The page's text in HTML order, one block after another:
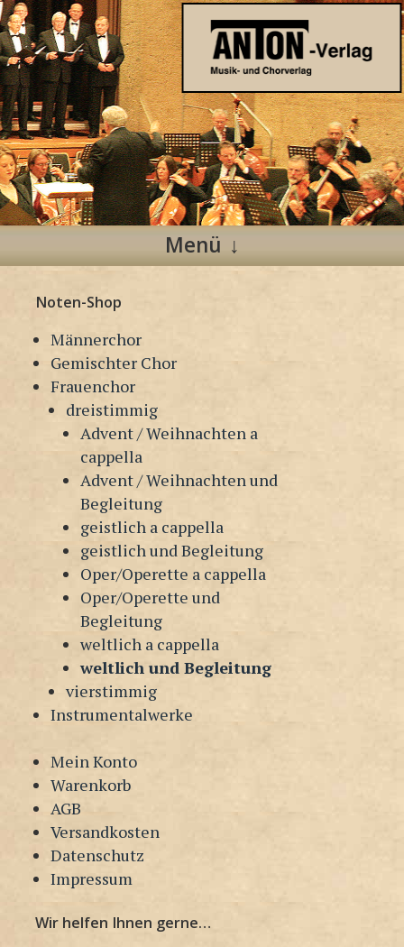
Anton Verlag
Musik- und Chorverlag
Menü
Inhalt
springen
Noten-Shop
Männerchor
Gemischter Chor
Frauenchor
dreistimmig
Advent / Weihnachten a
cappella
Advent / Weihnachten und
Begleitung
geistlich a cappella
geistlich und Begleitung
Oper/Operette a cappella
Oper/Operette und
Begleitung
weltlich a cappella
weltlich und Begleitung
vierstimmig
Instrumentalwerke
Mein Konto
Warenkorb
AGB
Versandkosten
Datenschutz
Impressum
Wir helfen Ihnen gerne…